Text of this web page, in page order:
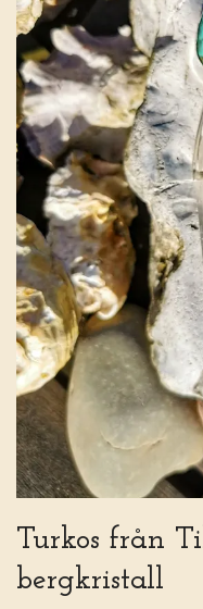
Turkos från
bergkristall